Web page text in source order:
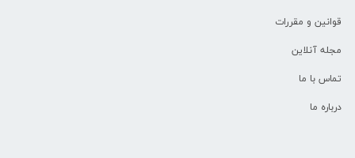
قوانین و مقررات
مجله آنلاین
تماس با ما
درباره ما